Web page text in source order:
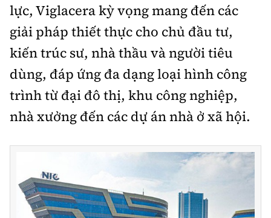
lực, Viglacera kỳ vọng mang đến các
giải pháp thiết thực cho chủ đầu tư,
kiến trúc sư, nhà thầu và người tiêu
dùng, đáp ứng đa dạng loại hình công
trình từ đại đô thị, khu công nghiệp,
nhà xưởng đến các dự án nhà ở xã hội.